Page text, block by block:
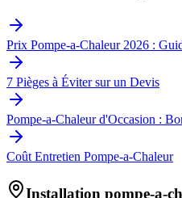
Prix Pompe-a-Chaleur 2026 :
7 Pièges à Éviter sur un Devis
Pompe-a-Chaleur d'Occasion :
Coût Entretien Pompe-a-Chaleur
Installation pompe-a-